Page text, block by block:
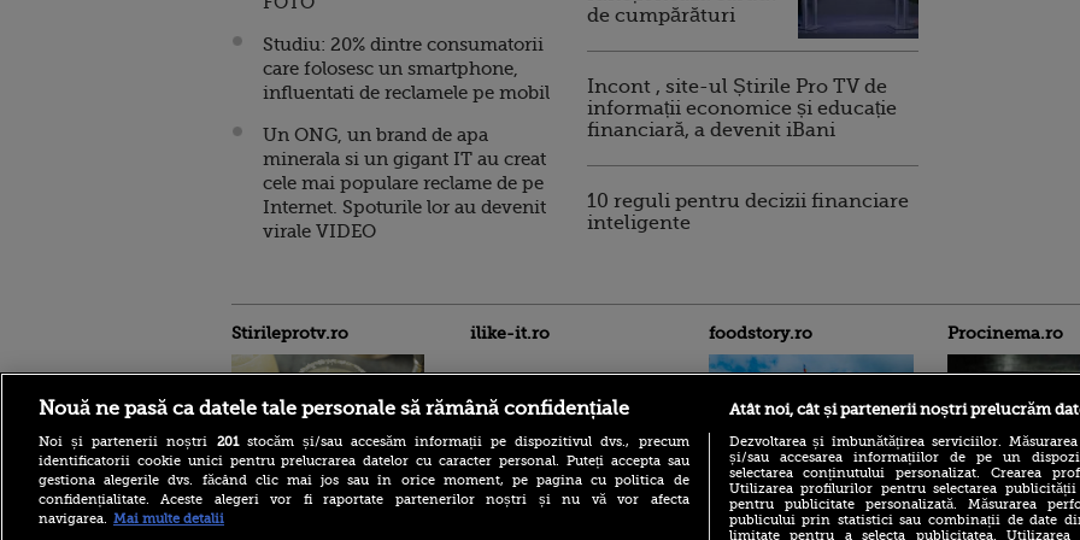
Studiu: 20% dintre consumatorii
care folosesc un smartphone,
influentati de reclamele pe mobil
Un ONG, un brand de apa
minerala si un gigant IT au creat
cele mai populare reclame de pe
Internet. Spoturile lor au devenit
virale VIDEO
de cumpărături
Incont , site-ul Știrile Pro TV de
informații economice și educație
financiară, a devenit iBani
10 reguli pentru decizii financiare
inteligente
Stirileprotv.ro
Pericolul nevăzut din
ilike-it.ro foodstory.ro
(P) Descoperă Lumea
Evenimentelor din România
Procinema.ro
Banditul zburător,
prolific spărgător
Nouă ne pasă ca datele tale personale să rămână confidențiale
Noi și partenerii noștri 201stocăm și/sau accesăm informații pe dispozitivul dvs., precum
identificatorii cookie unici pentru prelucrarea datelor cu caracter personal. Puteți accepta sau
gestiona alegerile dvs. făcând clic mai jos sau în orice moment, pe pagina cu politica de
confidențialitate. Aceste alegeri vor fi raportate partenerilor noștri și nu vă vor afecta
navigarea. Mai multe detalii
Atât noi, cât și partenerii noștri prelucrăm
Dezvoltarea și îmbunătățirea serviciilor.
și/sau accesarea informațiilor de pe un
selectarea conținutului personalizat. Crearea
Utilizarea profilurilor pentru selectarea
pentru publicitate personalizată. Măsurarea
publicului prin statistici sau combinații de date
limitate pentru a selecta publicitatea.